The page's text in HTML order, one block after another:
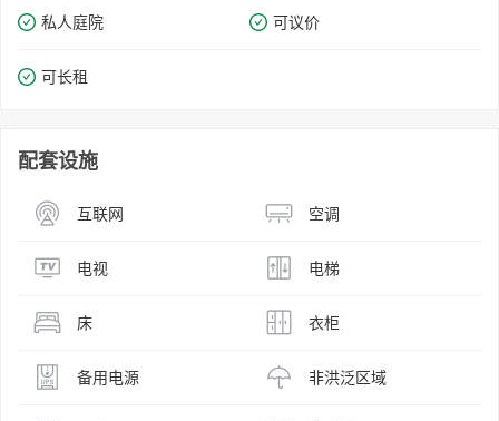
私人庭院 可议价
可长租
配套设施
互联网 空调
电视 电梯
床 衣柜
备用电源 非洪泛区域